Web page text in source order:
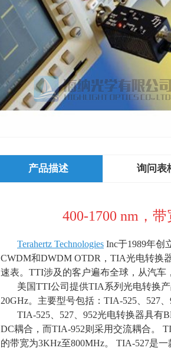
产品描述 询问表
400-1700 nm，带
Terahertz Technologies Inc于1989年创
CWDM和DWDM OTDR ， TIA光电转换
速表。 TTI涉及的客户遍布全球，从汽车
美国TTI公司提供TIA系列光电转换
20GHz。主要型号包括： TIA-525 527
TIA-525、 527 952光电转换器具有
DC耦合，而TIA-952则采用交流耦合。
的带宽为3KHz至800MHz。 TIA-527是一